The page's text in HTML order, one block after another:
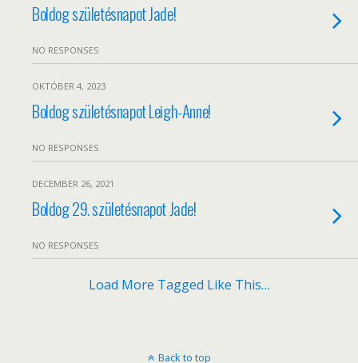
Boldog születésnapot Jade!
NO RESPONSES
OKTÓBER 4, 2023
Boldog születésnapot Leigh-Anne!
NO RESPONSES
DECEMBER 26, 2021
Boldog 29. születésnapot Jade!
NO RESPONSES
Load More Tagged Like This…
Back to top